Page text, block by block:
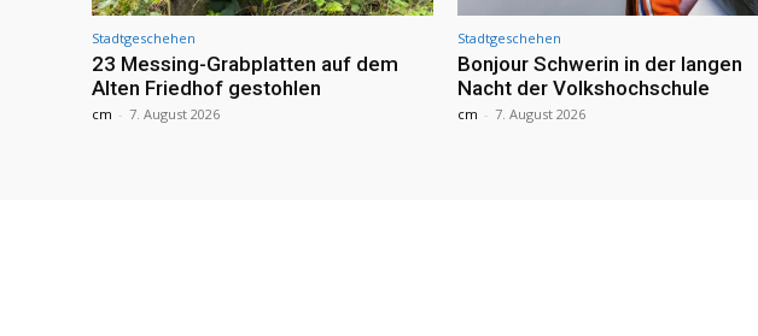
Stadtgeschehen
23 Messing-Grabplatten auf dem
Alten Friedhof gestohlen
cm - 7. August 2026
Stadtgeschehen
Bonjour Schwerin in der langen
Nacht der Volkshochschule
cm - 7. August 2026